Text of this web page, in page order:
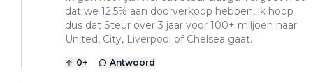
dat we 12.5% aan doorverkoop hebben, ik hoop
dus dat Steur over 3 jaar voor 100+ miljoen naar
United, City, Liverpool of Chelsea gaat.
0+ Antwoord